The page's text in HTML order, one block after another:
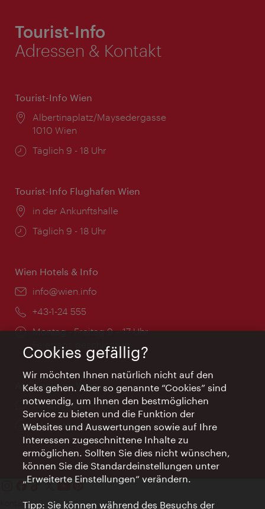
Tourist-Info
Adressen & Kontakt
Tourist-Info Wien
Ort:
Albertinaplatz/Maysedergasse
1010 Wien
Öffnungszeiten:
Täglich 9 - 18 Uhr
Tourist-Info Flughafen Wien
Ort:
in der Ankunftshalle
Öffnungszeiten:
Täglich 9 - 18 Uhr
Wien Hotels & Info
Email:
info@wien.info
Telefon:
+43-1-24 555
Öffnungszeiten:
Montag - Freitag 9 – 17 Uhr
Feiertags geschlossen
AI Concierge Wien
Ort:
concierge.wien.info
Öffnungszeiten:
Informationen rund um die Uhr
Kontakt
Cookies gefällig?
Wir möchten Ihnen natürlich nicht auf den
Keks gehen. Aber so genannte “Cookies” sind
notwendig, um Ihnen den bestmöglichen
Service zu bieten und die Funktion der
Websites und Auswertungen sowie auf Ihre
Interessen zugeschnittene Inhalte zu
ermöglichen. Sollten Sie dies nicht wünschen,
können Sie die Standardeinstellungen unter
„Erweiterte Einstellungen“ verändern.
Tipp: Sie können während des Besuchs der